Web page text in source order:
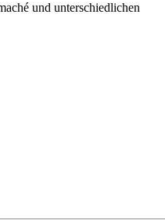
und unterschiedlichen